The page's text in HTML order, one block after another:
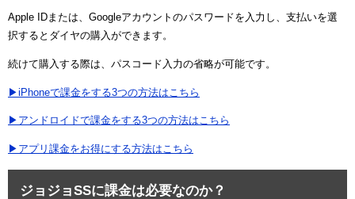
Apple IDまたは、Googleアカウントのパスワードを入力し、支払いを選
択するとダイヤの購入ができます。
続けて購入する際は、パスコード入力の省略が可能です。
▶iPhoneで課金をする3つの方法はこちら
▶アンドロイドで課金をする3つの方法はこちら
▶アプリ課金をお得にする方法はこちら
ジョジョSSに課金は必要なのか？